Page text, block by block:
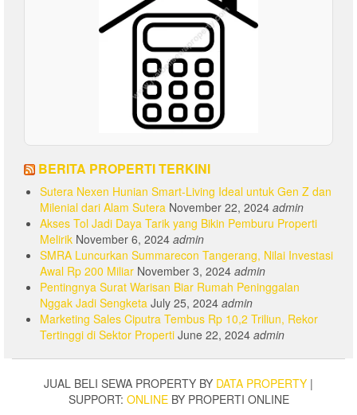
BERITA PROPERTI TERKINI
Sutera Nexen Hunian Smart-Living Ideal untuk Gen Z dan
Milenial dari Alam Sutera November 22, 2024 admin
Akses Tol Jadi Daya Tarik yang Bikin Pemburu Properti
Melirik November 6, 2024 admin
SMRA Luncurkan Summarecon Tangerang, Nilai Investasi
Awal Rp 200 Miliar November 3, 2024 admin
Pentingnya Surat Warisan Biar Rumah Peninggalan
Nggak Jadi Sengketa July 25, 2024 admin
Marketing Sales Ciputra Tembus Rp 10,2 Triliun, Rekor
Tertinggi di Sektor Properti June 22, 2024 admin
JUAL BELI SEWA PROPERTY BY DATA PROPERTY |
SUPPORT: ONLINEBY PROPERTI ONLINE